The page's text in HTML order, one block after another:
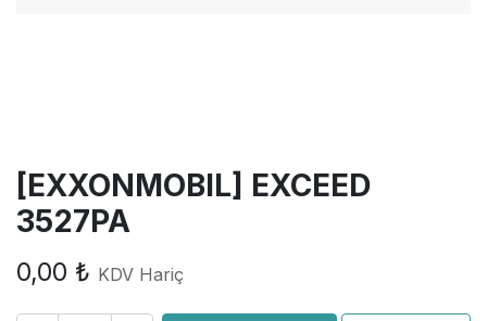
[EXXONMOBIL] EXCEED
3527PA
0,00 ₺ KDV Hariç